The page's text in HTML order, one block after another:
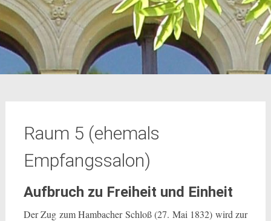
Raum 5 (ehemals
Empfangssalon)
Aufbruch zu Freiheit und Einheit
Der Zug zum Hambacher Schloß (27. Mai 1832) wird zur